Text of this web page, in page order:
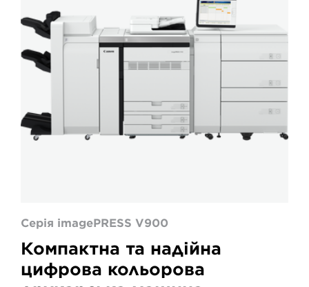
Серія imagePRESS V900
Компактна та надійна
цифрова кольорова